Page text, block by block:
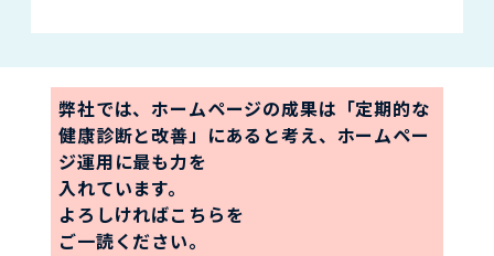
弊社では、ホームページの成果は「定期的な
健康診断と改善」にあると考え、ホームペー
ジ運用に最も力を
入れています。
よろしければこちらを
ご一読ください。